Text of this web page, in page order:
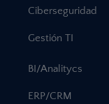
Ciberseguridad
Gestión TI
BI/Analitycs
ERP/CRM